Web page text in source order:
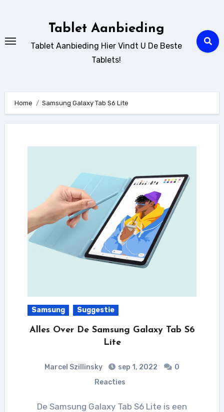
Tablet Aanbieding
Tablet Aanbieding Hier Vindt U De Beste
Tablets!
Home Samsung Galaxy Tab S6 Lite
Samsung Suggestie
Alles Over De Samsung Galaxy Tab S6
Lite
Marcel Szillinsky sep 1, 2022
0
Reacties
De Samsung Galaxy Tab S6 Lite is een